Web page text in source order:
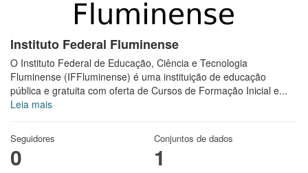
Instituto Federal Fluminense
O Instituto Federal de Educação, Ciência e Tecnologia
Fluminense (IFFluminense) é uma instituição de educação
pública e gratuita com oferta de Cursos de Formação Inicial e...
Leia mais
Seguidores
0
Conjuntos de dados
1